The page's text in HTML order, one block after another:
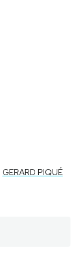
GERARD PIQUÉ